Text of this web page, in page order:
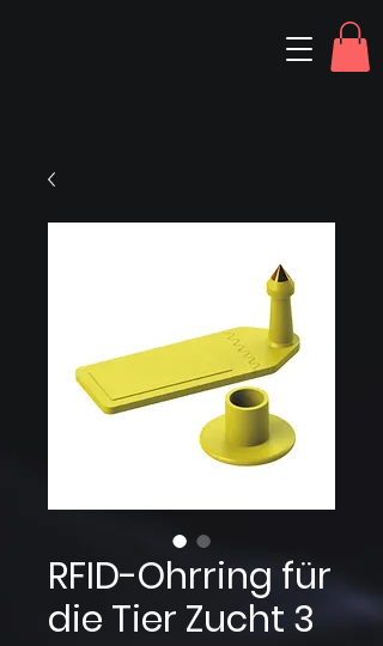
RFID-Ohrring für
die Tier Zucht 3